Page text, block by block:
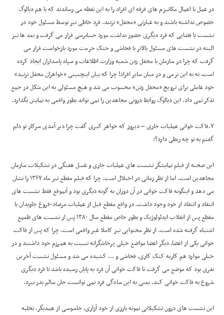
در عمل با اعمال مکانیزم های فرقه ای افراد را به این نقطه می رساندند که با هم دیالوگ
خصوص نداشته باشند و به عبارتی «محفل» نزنند. فرد خاطی نیز توسط مسئول خود در
نشست یا فضایی که فرد دیگری حضور نداشت مورد حسابرسی قرار می گرفت و بعد ها نیز
البته در نشست های مسئول بالاتر با فحاشی و حتک حرمت مورد بازخواست قرار می
گرفت که چرا در سازمان با محفل زدن شعبه وزارت اطلاعات و سپاه پاسداران ایجاد کرده
است، نه به این نرمی و در میان سایر افراد! چرا که بیان اینچنینی «خواهران محفل نزنید»
خود عاملی برای ترویج «محفل زدن» محسوب می شد و هیچ مسئولی به این شکل در جمع
تذکر نمی داد. این دیالوگ روابط درونی مجاهدین را نمی تواند بطور واقعی به نمایش بگذارد.
۷.فاکت خوانی عملیات جاری – دیروز که خواهر کبری گفت چرا دیر آمدی سرکار تو دلم
گفتم به تو چه ربطی دارد؟:
این صحنه از فیلم نمایشگر نشست های عملیات جاری و غسل هفتگی در تشکیلات سازمان
مجاهدین است. اما از نظر زمانی در اختلال است. چرا که فیلم مقطع تیر ماه ۱۳۶۷ را نشان
می دهد و اینگونه فاکت خوانی در آن دوران به گونه دیگری بود و آنموقع فقط نشست های
انتقاد و انتقاد از خود وجود داشت. در واقع مقطع قبل از عملیات مرصاد-فروغ جاویدان با
مقطع پس از انقلاب ایدئولوژیک و بطور خاص مقطع سال ۱۳۸۰ پس از نشست های طعمع
اشتباه گرفته شده است. از نظر محتوایی نیز کاملا غیر واقعی است. چرا که پس از فاکت
خوانی یکی از اعضا، دیگر اعضا مواضع خیلی پرخاشگرانه نسبت به همرزم خود داشتند و در
خیلی موارد هم کاربه کتک کاری، فحاشی و … کشیده می شد و مسئول نشست آخرین
نفری بود که موضع می گرفت تا فاکت خوانی آن فرد به پایان رسیده باشد تا فرد دیگری
شروع به فاکت خوانی کند. یعنی به این سادگی فرد نمی توانست جان سالم بدر ببرد.
این نشست های درون تشکیلاتی نمونه بارزی از خود آزاری، جاسوسی از همدیگر، تخلیه